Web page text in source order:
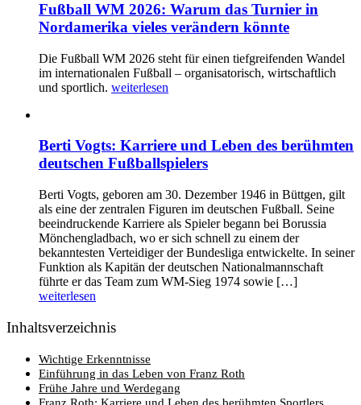
Fußball WM 2026: Warum das Turnier in
Nordamerika vieles verändern könnte
Die Fußball WM 2026 steht für einen tiefgreifenden Wandel
im internationalen Fußball – organisatorisch, wirtschaftlich
und sportlich. weiterlesen
Berti Vogts: Karriere und Leben des berühmten
deutschen Fußballspielers
Berti Vogts, geboren am 30. Dezember 1946 in Büttgen, gilt
als eine der zentralen Figuren im deutschen Fußball. Seine
beeindruckende Karriere als Spieler begann bei Borussia
Mönchengladbach, wo er sich schnell zu einem der
bekanntesten Verteidiger der Bundesliga entwickelte. In seiner
Funktion als Kapitän der deutschen Nationalmannschaft
führte er das Team zum WM-Sieg 1974 sowie […]
weiterlesen
Inhaltsverzeichnis
Wichtige Erkenntnisse
Einführung in das Leben von Franz Roth
Frühe Jahre und Werdegang
Franz Roth: Karriere und Leben des berühmten Sportlers